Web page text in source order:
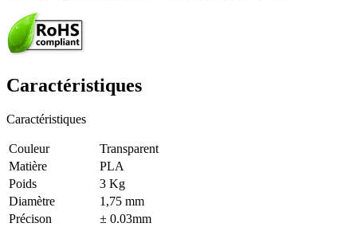
Caractéristiques
Caractéristiques
Couleur
Transparent
Matière
PLA
Poids
3 Kg
Diamètre
1,75 mm
Précison
± 0.03mm